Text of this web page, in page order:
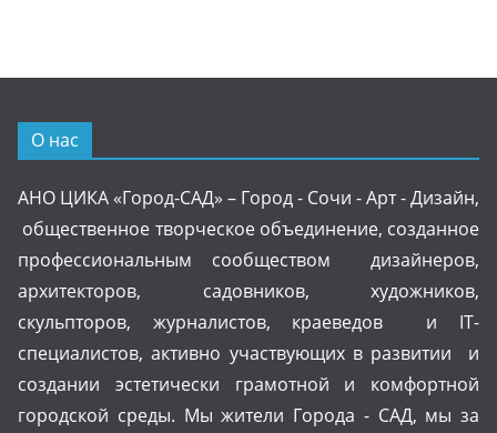
О нас
АНО ЦИКА «Город-САД» – Город - Сочи - Арт - Дизайн,
общественное творческое объединение, созданное
профессиональным сообществом дизайнеров,
архитекторов, садовников, художников,
скульпторов, журналистов, краеведов и IT-
специалистов, активно участвующих в развитии и
создании эстетически грамотной и комфортной
городской среды. Мы жители Города - САД, мы за